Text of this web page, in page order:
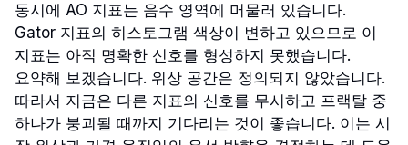
동시에 AO 지표는 음수 영역에 머물러 있습니다.
Gator 지표의 히스토그램 색상이 변하고 있으므로 이
지표는 아직 명확한 신호를 형성하지 못했습니다.
요약해 보겠습니다. 위상 공간은 정의되지 않았습니다.
따라서 지금은 다른 지표의 신호를 무시하고 프랙탈 중
하나가 붕괴될 때까지 기다리는 것이 좋습니다. 이는 시